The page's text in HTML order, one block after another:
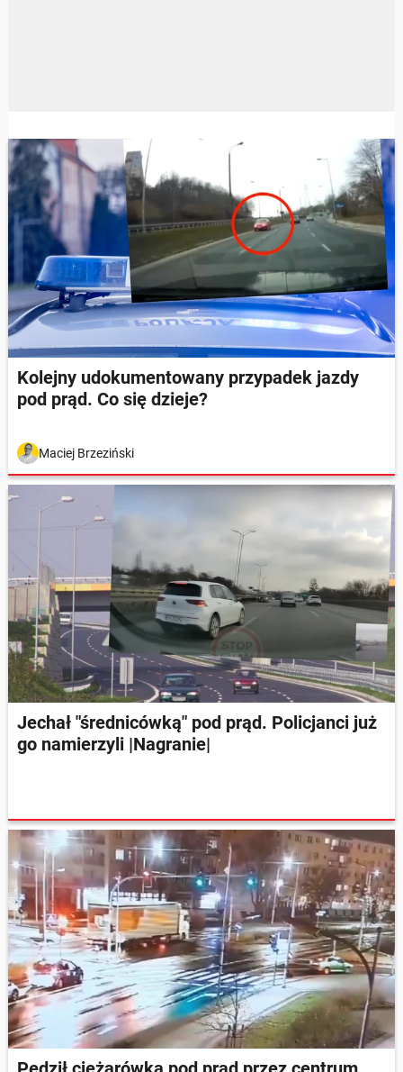
Kolejny udokumentowany przypadek jazdy
pod prąd. Co się dzieje?
Maciej Brzeziński
Jechał "średnicówką" pod prąd. Policjanci już
go namierzyli |Nagranie|